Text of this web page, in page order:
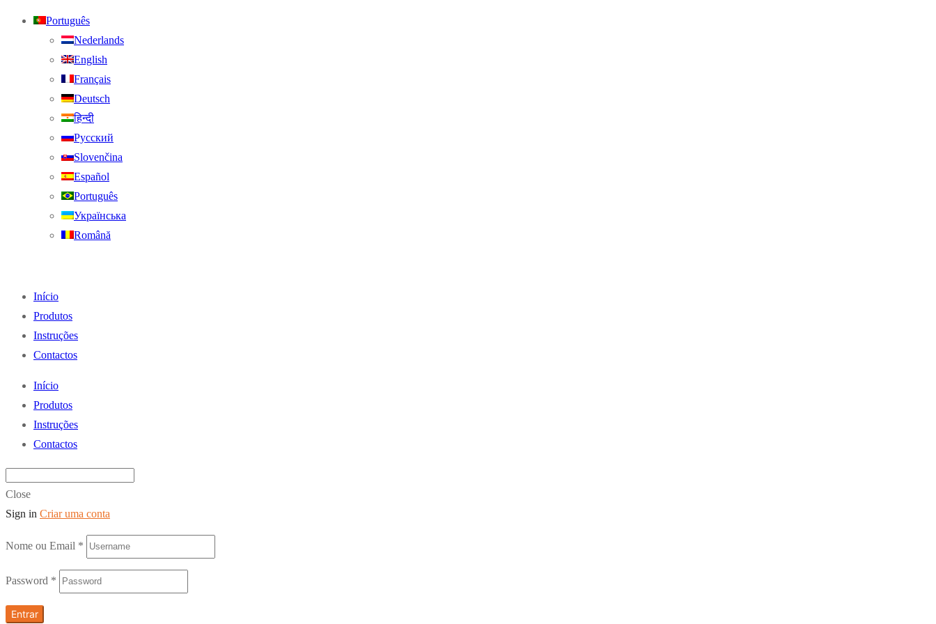
Português
Nederlands
English
Français
Deutsch
हिन्दी
Русский
Slovenčina
Español
Português
Українська
Română
Início
Produtos
Instruções
Contactos
Início
Produtos
Instruções
Contactos
Close
Sign in Criar uma conta
Nome ou Email *
Password *
Entrar